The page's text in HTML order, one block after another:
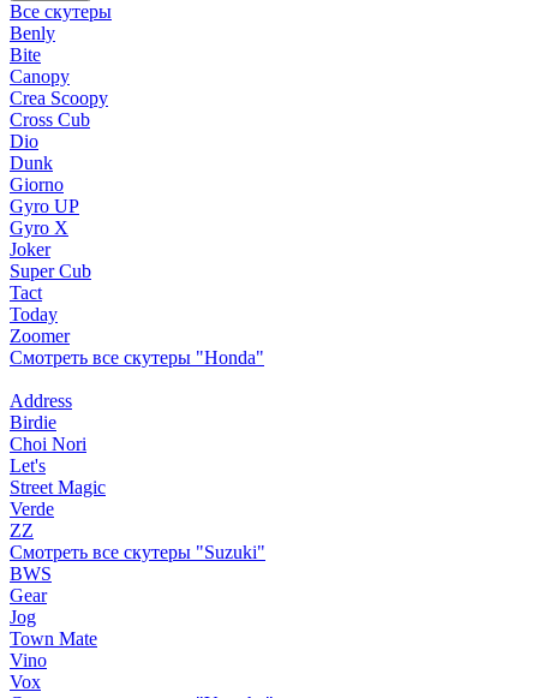
Все скутеры
Benly
Bite
Canopy
Crea Scoopy
Cross Cub
Dio
Dunk
Giorno
Gyro UP
Gyro X
Joker
Super Cub
Tact
Today
Zoomer
Смотреть все скутеры "Honda"
Address
Birdie
Choi Nori
Let's
Street Magic
Verde
ZZ
Смотреть все скутеры "Suzuki"
BWS
Gear
Jog
Town Mate
Vino
Vox